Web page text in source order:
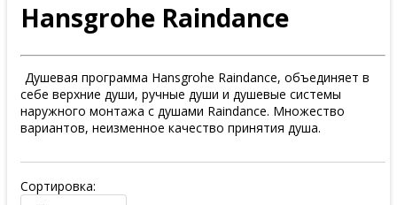
Hansgrohe Raindance
Душевая программа Hansgrohe Raindance, объединяет в
себе верхние души, ручные души и душевые системы
наружного монтажа с душами Raindance. Множество
вариантов, неизменное качество принятия душа.
Сортировка: